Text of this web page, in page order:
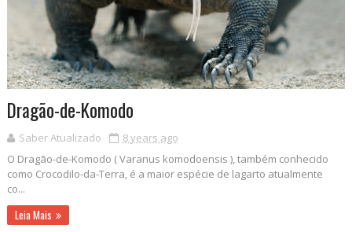
Dragão-de-Komodo
Saber Atualizado
8 years ago
O Dragão-de-Komodo ( Varanus komodoensis ), também conhecido
como Crocodilo-da-Terra, é a maior espécie de lagarto atualmente
co...
Leia Mais